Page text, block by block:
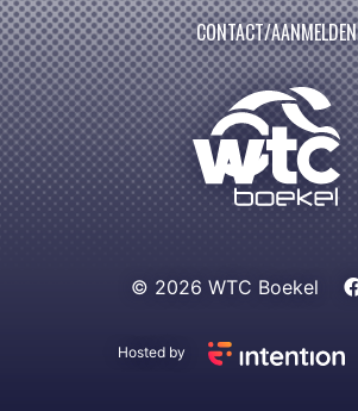
CONTACT/AANMELDEN
© 2026 WTC Boekel
Hosted by